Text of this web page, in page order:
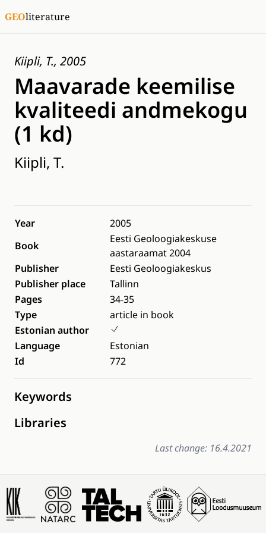
GEOliterature
Kiipli, T., 2005
Maavarade keemilise
kvaliteedi andmekogu
(1 kd)
Kiipli, T.
Year
2005
Book
Eesti Geoloogiakeskuse
aastaraamat 2004
Publisher
Eesti Geoloogiakeskus
Publisher place
Tallinn
Pages
34-35
Type
article in book
Estonian author
Language
Estonian
Id
772
Keywords
Libraries
Last change: 16.4.2021